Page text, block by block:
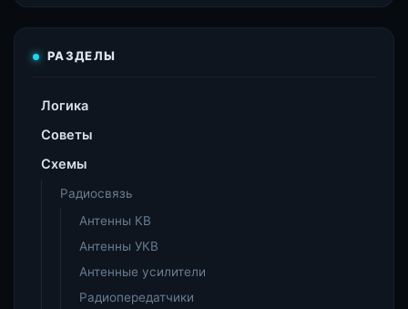
РАЗДЕЛЫ
Логика
Советы
Схемы
Радиосвязь
Антенны КВ
Антенны УКВ
Антенные усилители
Радиопередатчики